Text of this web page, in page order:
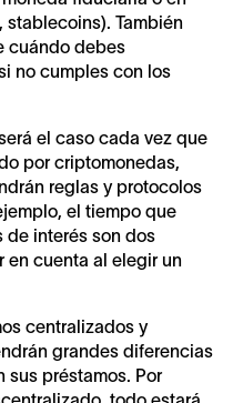
También
cuándo debes
no cumples con los
el caso cada vez que
por criptomonedas,
reglas y protocolos
el tiempo que
de interés son dos
en cuenta al elegir un
centralizados y
grandes diferencias
sus préstamos. Por